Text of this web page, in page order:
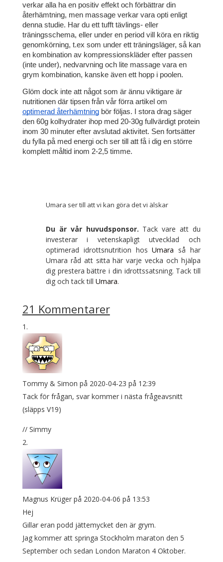
verkar alla ha en positiv effekt och förbättrar din
återhämtning, men massage verkar vara opti enligt
denna studie. Har du ett tufft tävlings- eller
träningsschema, eller under en period vill köra en riktig
genomkörning, t.ex som under ett träningsläger, så kan
en kombination av kompressionskläder efter passen
(inte under), nedvarvning och lite massage vara en
grym kombination, kanske även ett hopp i poolen.
Glöm dock inte att något som är ännu viktigare är
optimerad återhämtning bör följas. I stora drag säger
den 60g kolhydrater ihop med 20-30g fullvärdigt protein
inom 30 minuter efter avslutad aktivitet. Sen fortsätter
du fylla på med energi och ser till att få i dig en större
komplett måltid inom 2-2,5 timme.
Umara ser till att vi kan göra det vi älskar
Du är vår huvudsponsor. Tack vare att du
investerar i vetenskapligt utvecklad och
optimerad idrottsnutrition hosUmara så har
Umara råd att sitta här varje vecka och hjälpa
dig prestera bättre i din idrottssatsning. Tack till
dig och tack till Umara.
21 Kommentarer
Tommy & Simon på 2020-04-23 på 12:39
Tack för frågan, svar kommer i nästa frågeavsnitt
(släpps V19)
// Simmy
Magnus Krüger på 2020-04-06 på 13:53
Hej
Gillar eran podd jättemycket den är grym.
Jag kommer att springa Stockholm maraton den 5
September och sedan London Maraton 4 Oktober.